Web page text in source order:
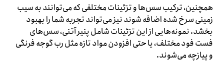
همچنین، ترکیب سس‌ها و تزئینات مختلفی که می‌توانند به سیب
زمینی سرخ شده اضافه شوند نیز می‌تواند تجربه شما را بهبود
بخشد. نمونه‌هایی از این تزئینات شامل پنیر آتنی، سس‌های
فست فود مختلف، یا حتی افزودن مواد تازه مثل رب گوجه فرنگی
و پیازچه می‌شوند.